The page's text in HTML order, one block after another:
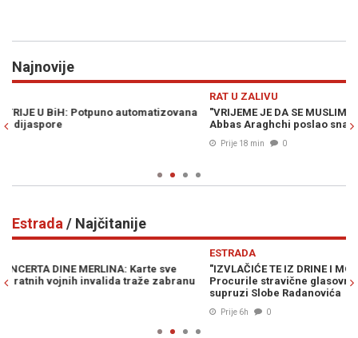
Najnovije
"VRIJEME JE DA SE MUSLIMANI UJEDINE": Iranski šef diplomatije
Abbas Araghchi poslao snažnu poruku svijetu
Estrada / Najčitanije
"IZVLAČIĆE TE IZ DRINE I MORAVE, KU**ETINO RASPALA!":
Procurile stravične glasovne poruke Ane Nikolić u kojima prijeti